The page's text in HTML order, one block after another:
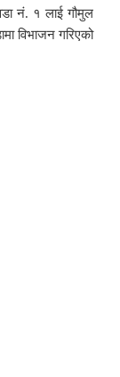
नं. १ लाई गौमुल
विभाजन गरिएको